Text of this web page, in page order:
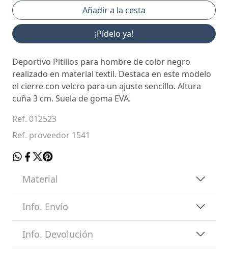
¡Pídelo ya!
Deportivo Pitillos para hombre de color negro
realizado en material textil. Destaca en este modelo
el cierre con velcro para un ajuste sencillo. Altura
cuña 3 cm. Suela de goma EVA.
Ref. 012523
Ref. proveedor 1541
Material
Info. Envío
Info. Devolución